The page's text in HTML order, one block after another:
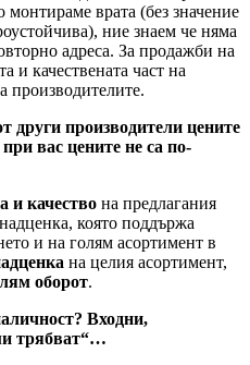
монтираме врата (без значение
ние знаем че няма
адреса. За продажби на
и качествената част на
производителите.
други производители цените
вас цените не са по-
и качество на предлагания
която поддържа
и на голям асортимент в
на целия асортимент,
оборот.
Входни,
трябват“…